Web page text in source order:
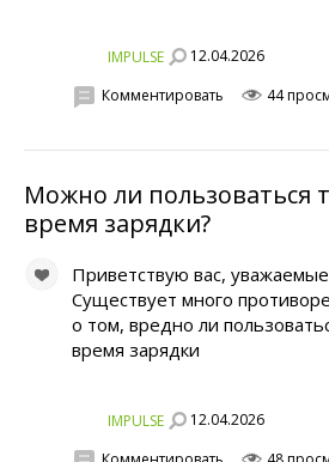
IMPULSE 12.04.2026
Комментировать 44
Можно ли пользоваться
время зарядки?
Приветствую вас,
Существует много
о том, вредно ли
время зарядки
IMPULSE 12.04.2026